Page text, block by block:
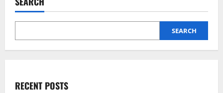
SEARCH
RECENT POSTS